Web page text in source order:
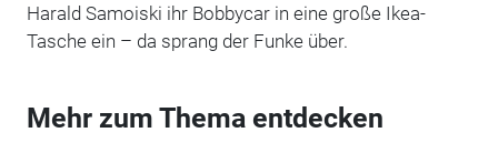
Harald Samoiski ihr Bobbycar in eine große Ikea-
Tasche ein – da sprang der Funke über.
Mehr zum Thema entdecken